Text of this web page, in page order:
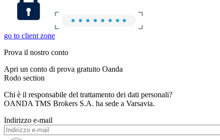
go to client zone
Prova il nostro conto
Apri un conto di prova gratuito Oanda
Rodo section
Chi è il responsabile del trattamento dei dati personali?
OANDA TMS Brokers S.A. ha sede a Varsavia.
Indirizzo e-mail